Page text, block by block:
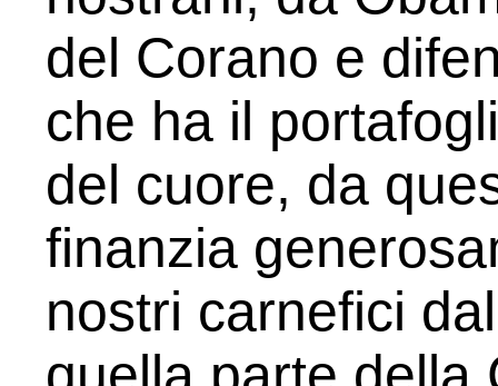
del Corano e
che ha il
del cuore, da
finanzia
nostri carne­fici